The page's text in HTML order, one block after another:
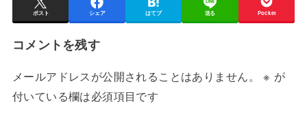
ポスト シェア はてブ 送る Pocket
コメントを残す
メールアドレスが公開されることはありません。 ※ が
付いている欄は必須項目です